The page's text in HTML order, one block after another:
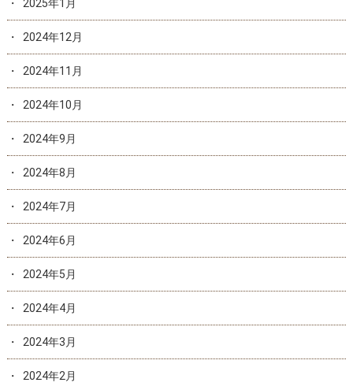
2025年1月
2024年12月
2024年11月
2024年10月
2024年9月
2024年8月
2024年7月
2024年6月
2024年5月
2024年4月
2024年3月
2024年2月